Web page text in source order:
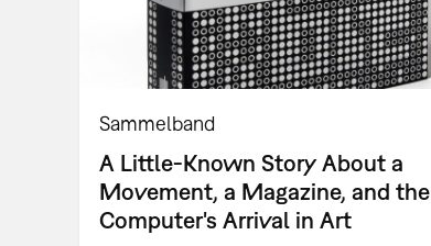
Sammelband
A Little-Known Story About a
Movement, a Magazine, and the
Computer's Arrival in Art